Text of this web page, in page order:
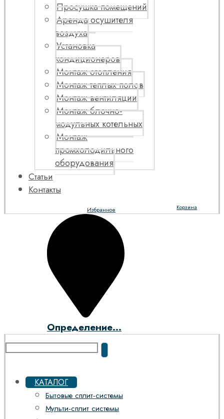
Просушка помещений
Аренда осушителя
воздуха
Установка
кондиционеров
Монтаж отопления
Монтаж теплых полов
Монтаж вентиляции
Монтаж блочно-
модульных котельных
Монтаж
промхолодильного
оборудования
Статьи
Контакты
Корзина
Избранное
Определение...
КАТАЛОГ
Бытовые сплит-системы
Мульти-сплит системы